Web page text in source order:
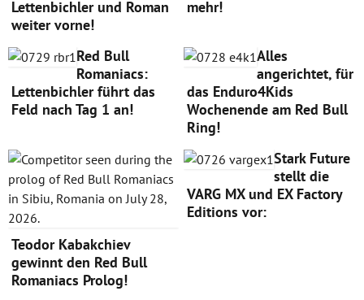
Lettenbichler und Roman
weiter vorne!
mehr!
Red Bull
Romaniacs:
Lettenbichler führt das
Feld nach Tag 1 an!
Alles
angerichtet, für
das Enduro4Kids
Wochenende am Red Bull
Ring!
Teodor Kabakchiev
gewinnt den Red Bull
Romaniacs Prolog!
Stark Future
stellt die
VARG MX und EX Factory
Editions vor: